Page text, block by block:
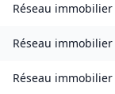
Réseau immobilier
Réseau immobilier
Réseau immobilier